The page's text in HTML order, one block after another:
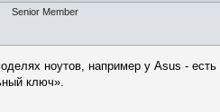
Senior Member
ноутов, например у Asus -
ключ».